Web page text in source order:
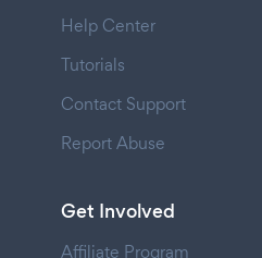
Help Center
Tutorials
Contact Support
Report Abuse
Get Involved
Affiliate Program